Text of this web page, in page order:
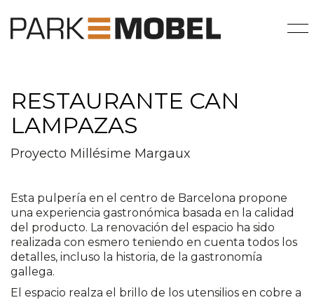
RESTAURANTE CAN
LAMPAZAS
Proyecto Millésime Margaux
Esta pulpería en el centro de Barcelona propone
una experiencia gastronómica basada en la calidad
del producto. La renovación del espacio ha sido
realizada con esmero teniendo en cuenta todos los
detalles, incluso la historia, de la gastronomía
gallega.
El espacio realza el brillo de los utensilios en cobre a